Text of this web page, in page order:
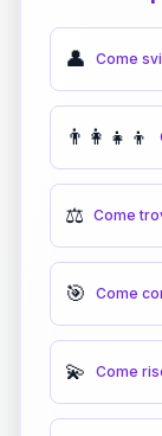
👤 Come
👨‍👩‍👧‍👦
⚖️ Come
🎯 Come
💫 Come